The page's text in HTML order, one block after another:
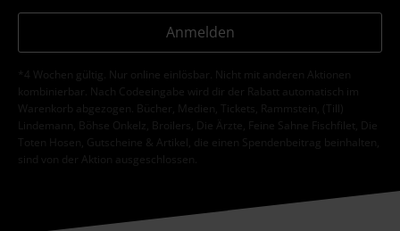
Anmelden
*4 Wochen gültig. Nur online einlösbar. Nicht mit anderen Aktionen
kombinierbar. Nach Codeeingabe wird dir der Rabatt automatisch im
Warenkorb abgezogen. Bücher, Medien, Tickets, Rammstein, (Till)
Lindemann, Böhse Onkelz, Broilers, Die Ärzte, Feine Sahne Fischfilet, Die
Toten Hosen, Gutscheine & Artikel, die einen Spendenbeitrag beinhalten,
sind von der Aktion ausgeschlossen.